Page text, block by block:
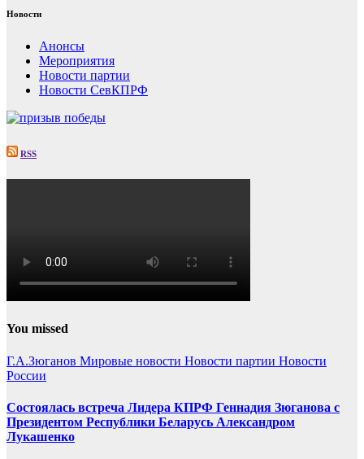
Новости
Анонсы
Мероприятия
Новости партии
Новости СевКПРФ
RSS
You missed
Г.А.Зюганов Мировые новости Новости партии Новости
России
Состоялась встреча Лидера КПРФ Геннадия Зюганова с
Президентом Республики Беларусь Александром
Лукашенко